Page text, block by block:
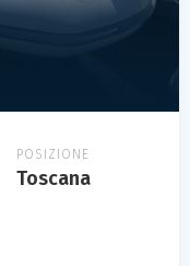
POSIZIONE
Toscana